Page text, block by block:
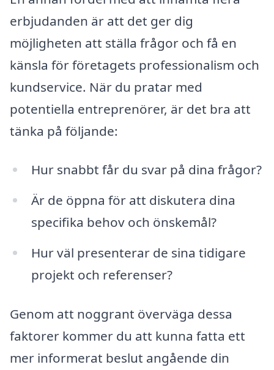
erbjudanden är att det ger dig
möjligheten att ställa frågor och få en
känsla för företagets professionalism och
kundservice. När du pratar med
potentiella entreprenörer, är det bra att
tänka på följande:
Hur snabbt får du svar på dina frågor?
Är de öppna för att diskutera dina
specifika behov och önskemål?
Hur väl presenterar de sina tidigare
projekt och referenser?
Genom att noggrant överväga dessa
faktorer kommer du att kunna fatta ett
mer informerat beslut angående din